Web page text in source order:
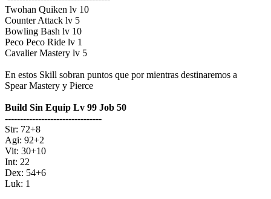
Twohan Quiken lv 10
Counter Attack lv 5
Bowling Bash lv 10
Peco Peco Ride lv 1
Cavalier Mastery lv 5
En estos Skill sobran puntos que por mientras destinaremos a
Spear Mastery y Pierce
Build Sin Equip Lv 99 Job 50
--------------------------------
Str: 72+8
Agi: 92+2
Vit: 30+10
Int: 22
Dex: 54+6
Luk: 1